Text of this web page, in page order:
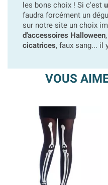
les bons choix ! Si c'est
faudra forcément un
sur notre site un choix
d'accessoires Halloween
cicatrices, faux sang... il
VOUS